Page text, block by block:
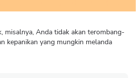
misalnya, Anda tidak akan terombang-
kepanikan yang mungkin melanda